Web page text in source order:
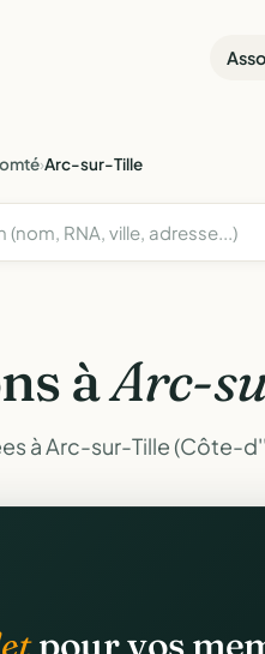
›Arc-sur-Tille
àArc-
à Arc-sur-Tille (Côte-